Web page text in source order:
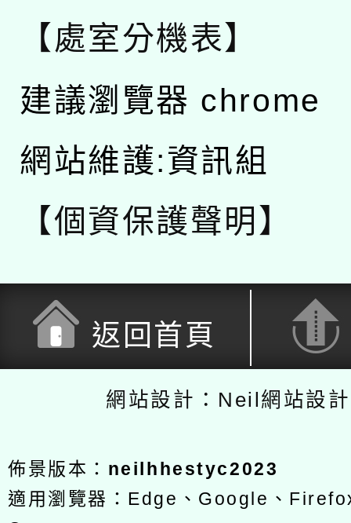
【處室分機表】
建議瀏覽器 chrome
網站維護:資訊組
【個資保護聲明】
返回首頁
網站設計：Neil網站設
佈景版本： neilhhestyc2023
適用瀏覽器：Edge、Google、